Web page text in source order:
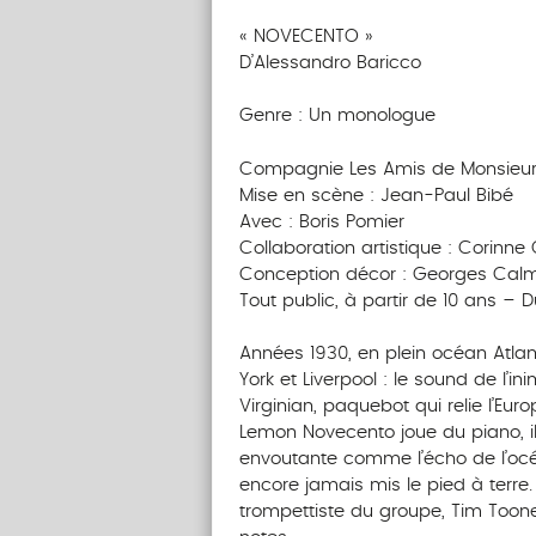
« NOVECENTO »
D’Alessandro Baricco
Genre : Un monologue
Compagnie Les Amis de Monsieur
Mise en scène : Jean-Paul Bibé
Avec : Boris Pomier
Collaboration artistique : Corinne
Conception décor : Georges
Tout public, à partir de 10 ans –
Années 1930, en plein océan
York et Liverpool : le sound de
Virginian, paquebot qui relie
Lemon Novecento joue du
envoutante comme l’écho de
encore jamais mis le pied à terre.
trompettiste du groupe, Tim